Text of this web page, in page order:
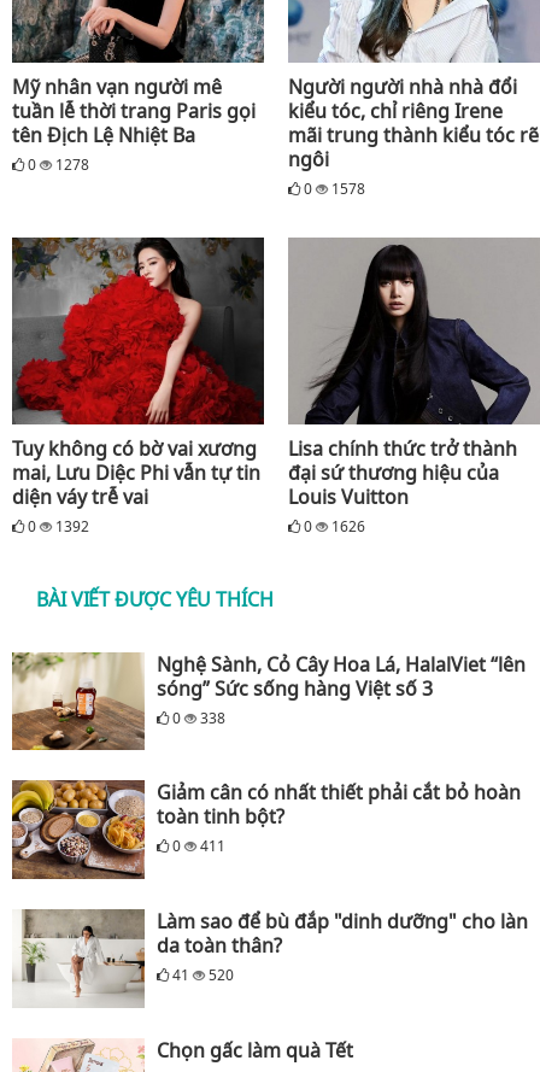
Mỹ nhân vạn người mê
tuần lễ thời trang Paris gọi
tên Địch Lệ Nhiệt Ba
0 1278
Người người nhà nhà đổi
kiểu tóc, chỉ riêng Irene
mãi trung thành kiểu tóc rẽ
ngôi
0 1578
Tuy không có bờ vai xương
mai, Lưu Diệc Phi vẫn tự tin
diện váy trễ vai
0 1392
Lisa chính thức trở thành
đại sứ thương hiệu của
Louis Vuitton
0 1626
BÀI VIẾT ĐƯỢC YÊU THÍCH
Nghệ Sành, Cỏ Cây Hoa Lá, HalalViet “lên
sóng” Sức sống hàng Việt số 3
0 338
Giảm cân có nhất thiết phải cắt bỏ hoàn
toàn tinh bột?
0 411
Làm sao để bù đắp "dinh dưỡng" cho làn
da toàn thân?
41 520
Chọn gấc làm quà Tết